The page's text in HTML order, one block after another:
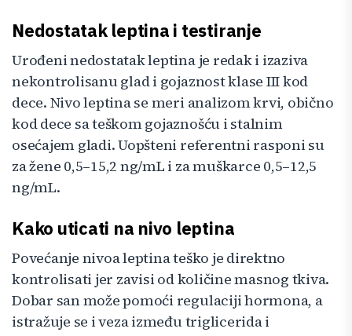
Nedostatak leptina i testiranje
Urođeni nedostatak leptina je redak i izaziva
nekontrolisanu glad i gojaznost klase III kod
dece. Nivo leptina se meri analizom krvi, obično
kod dece sa teškom gojaznošću i stalnim
osećajem gladi. Uopšteni referentni rasponi su
za žene 0,5–15,2 ng/mL i za muškarce 0,5–12,5
ng/mL.
Kako uticati na nivo leptina
Povećanje nivoa leptina teško je direktno
kontrolisati jer zavisi od količine masnog tkiva.
Dobar san može pomoći regulaciji hormona, a
istražuje se i veza između triglicerida i